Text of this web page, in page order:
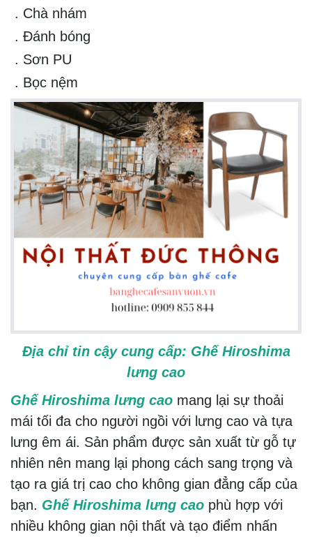
. Chà nhám
. Đánh bóng
. Sơn PU
. Bọc nệm
Địa chỉ tin cậy cung cấp: Ghế Hiroshima
lưng cao
Ghế Hiroshima lưng cao mang lại sự thoải
mái tối đa cho người ngồi với lưng cao và tựa
lưng êm ái. Sản phẩm được sản xuất từ gỗ tự
nhiên nên mang lại phong cách sang trọng và
tạo ra giá trị cao cho không gian đẳng cấp của
bạn. Ghế Hiroshima lưng cao phù hợp với
nhiều không gian nội thất và tạo điểm nhấn